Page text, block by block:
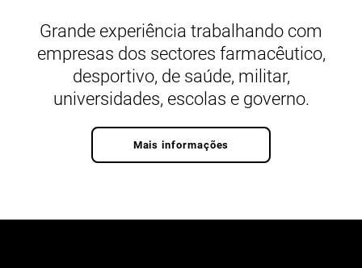
Grande experiência trabalhando com
empresas dos sectores farmacêutico,
desportivo, de saúde, militar,
universidades, escolas e governo.
Mais informações